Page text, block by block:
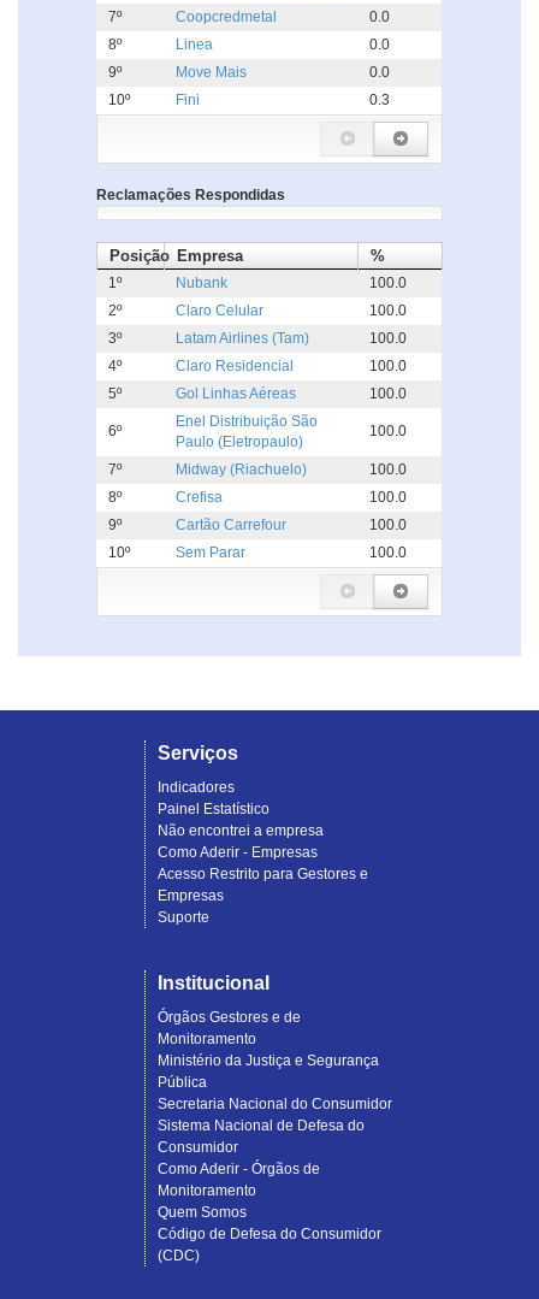
7º
Coopcredmetal
0.0
8º
Linea
0.0
9º
Move Mais
0.0
10º
Fini 0.3
Reclamações Respondidas
Posição Empresa %
1º Nubank
100.0
2º
Claro Celular
100.0
3º
Latam Airlines (Tam)
100.0
4º
Claro Residencial
100.0
5º
Gol Linhas Aéreas 100.0
6º
Enel Distribuição São
Paulo (Eletropaulo)
100.0
7º Midway (Riachuelo)
100.0
8º
Crefisa
100.0
9º
Cartão Carrefour
100.0
10º
Sem Parar 100.0
Serviços
Indicadores
Painel Estatístico
Não encontrei a empresa
Como Aderir - Empresas
Acesso Restrito para Gestores e
Empresas
Suporte
Institucional
Órgãos Gestores e de
Monitoramento
Ministério da Justiça e Segurança
Pública
Secretaria Nacional do Consumidor
Sistema Nacional de Defesa do
Consumidor
Como Aderir - Órgãos de
Monitoramento
Quem Somos
Código de Defesa do Consumidor
(CDC)